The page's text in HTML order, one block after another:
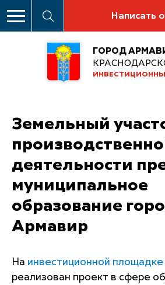
Написать
ГОРОД
Земельный
деятельности
муниципальное
образование
Армавир
На инвестиционной площадке
реализован проект в сфере